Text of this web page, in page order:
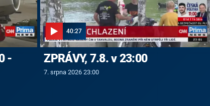
-
40:27
ZPRÁVY, 7.8. v 23:00
7. srpna 2026 23:00